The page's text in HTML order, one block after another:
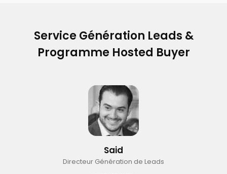
Service Génération Leads &
Programme Hosted Buyer
Said
Directeur Génération de Leads